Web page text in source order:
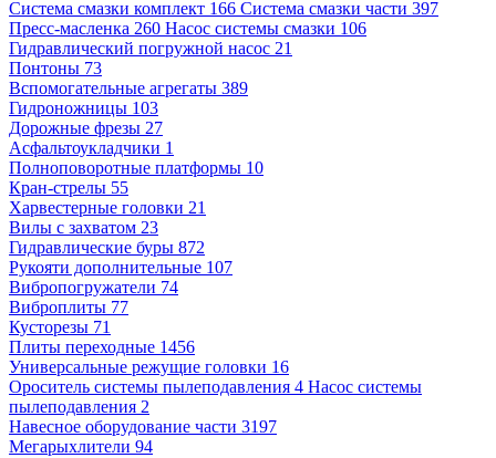
Система смазки комплект 166 Система смазки части 397
Пресс-масленка 260 Насос системы смазки 106
Гидравлический погружной насос 21
Понтоны 73
Вспомогательные агрегаты 389
Гидроножницы 103
Дорожные фрезы 27
Асфальтоукладчики 1
Полноповоротные платформы 10
Кран-стрелы 55
Харвестерные головки 21
Вилы с захватом 23
Гидравлические буры 872
Рукояти дополнительные 107
Вибропогружатели 74
Виброплиты 77
Кусторезы 71
Плиты переходные 1456
Универсальные режущие головки 16
Ороситель системы пылеподавления 4 Насос системы
пылеподавления 2
Навесное оборудование части 3197
Мегарыхлители 94